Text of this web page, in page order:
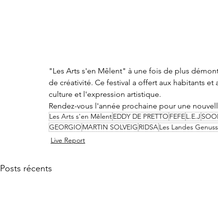
"Les Arts s'en Mêlent" à une fois de plus
de créativité. Ce festival a offert aux habitants
culture et l'expression artistique.
Rendez-vous l'année prochaine pour une
Les Arts s'en MêlentEDDY DE PRETTO FEFEL.E.J
GEORGIO MARTIN SOLVEIG RIDSALes Landes
Live Report
Posts récents